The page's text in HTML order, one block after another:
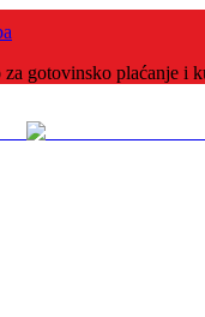
gotovinsko plaćanje i